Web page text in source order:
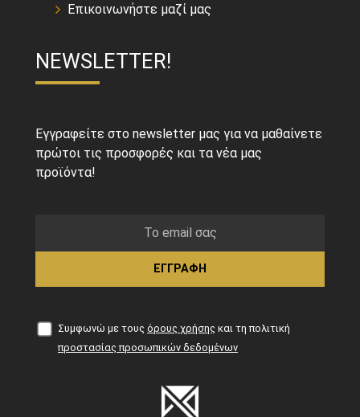
Επικοινωνήστε μαζί μας
NEWSLETTER!
Εγγραφείτε στο newsletter μας για να μαθαίνετε
πρώτοι τις προσφορές και τα νέα μας
προϊόντα!
ΕΓΓΡΑΦΗ
Συμφωνώ με τους όρους χρήσης και τη πολιτική
προστασίας προσωπικών δεδομένων